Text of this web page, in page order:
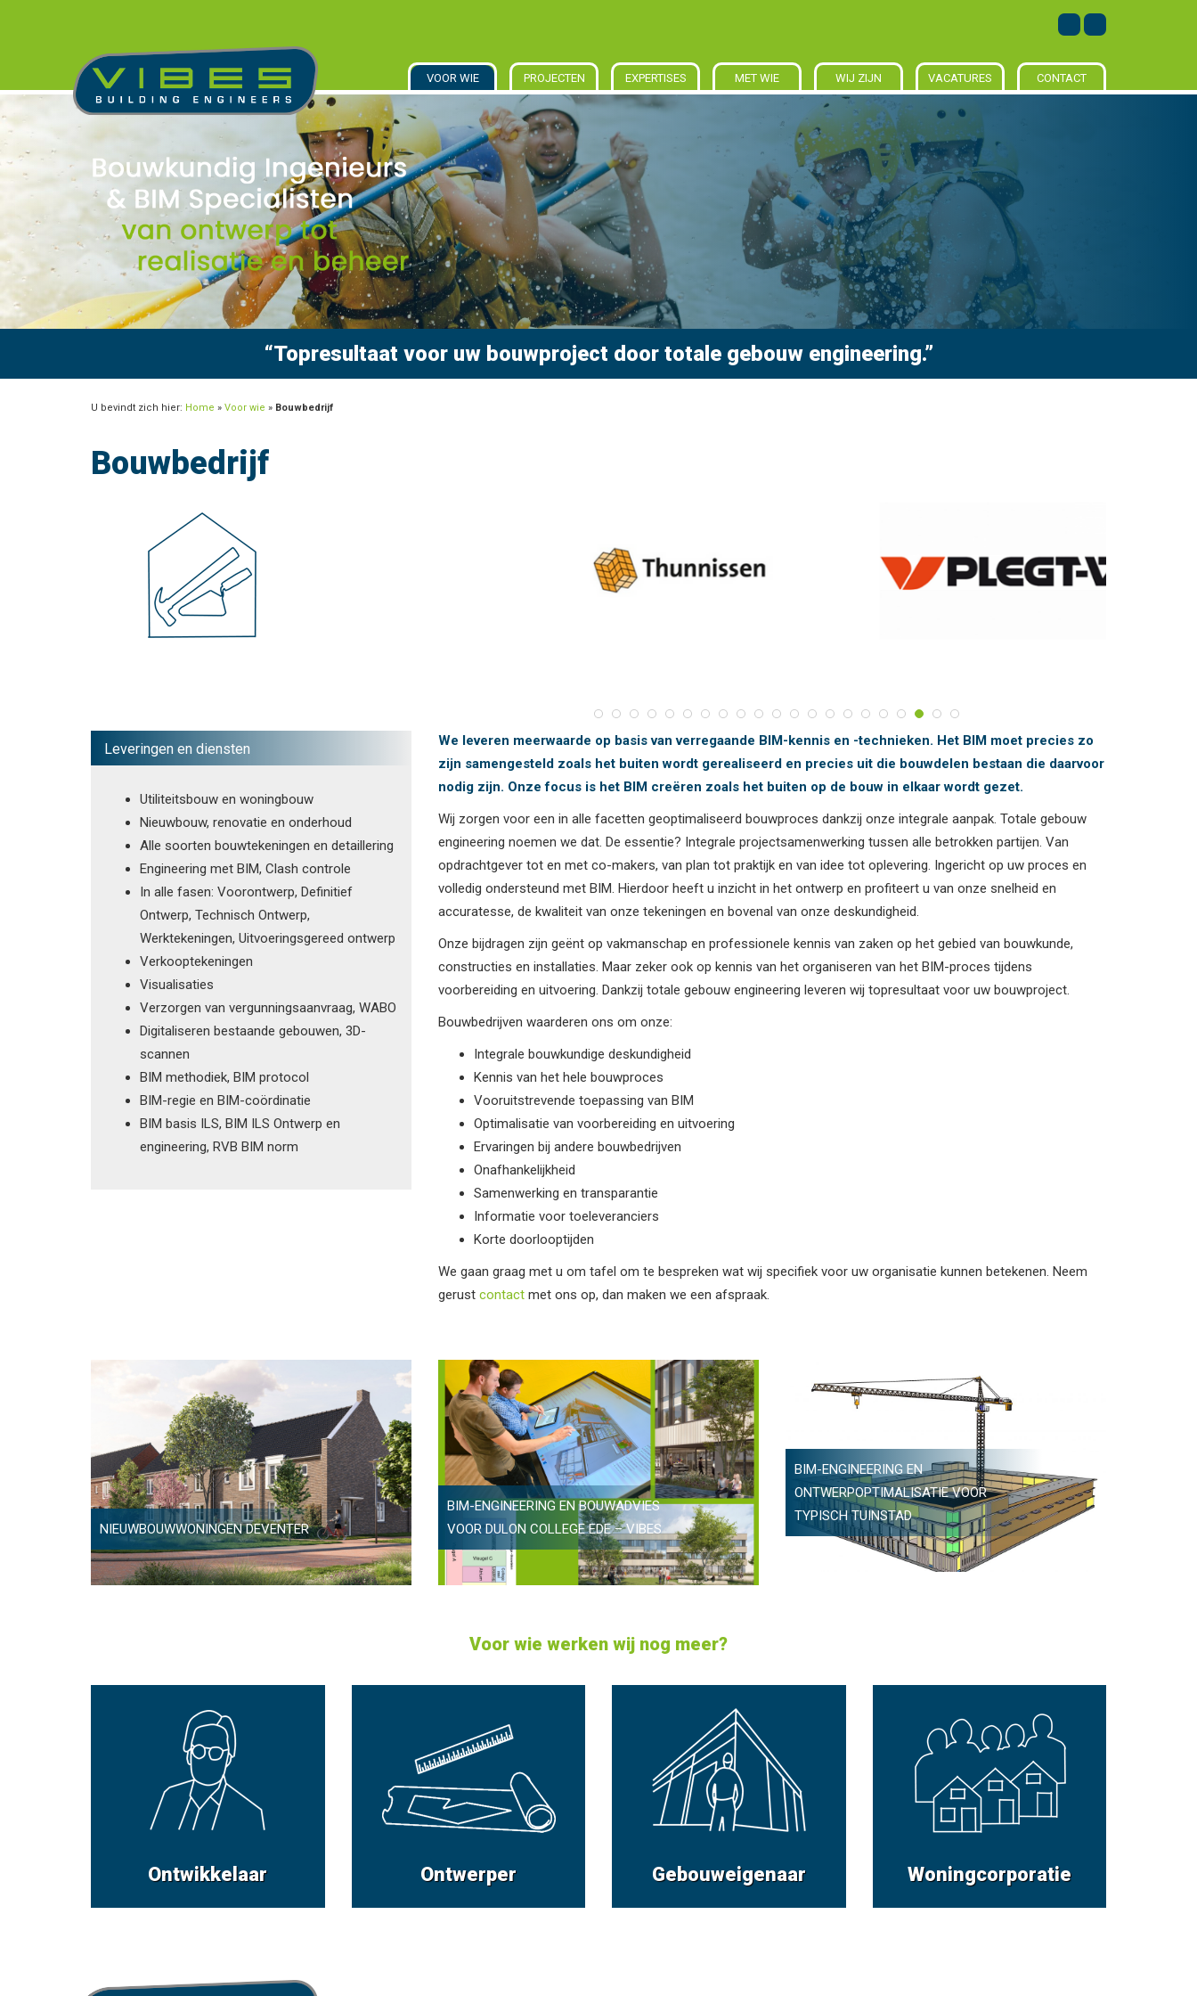
VOOR WIE PROJECTEN EXPERTISES MET WIE WIJ ZIJN VACATURES CONTACT
“Topresultaat voor uw bouwproject door totale gebouw engineering.”
U bevindt zich hier: Home » Voor wie » Bouwbedrijf
Bouwbedrijf
Leveringen en diensten
Utiliteitsbouw en woningbouw
Nieuwbouw, renovatie en onderhoud
Alle soorten bouwtekeningen en detaillering
Engineering met BIM, Clash controle
In alle fasen: Voorontwerp, Definitief
Ontwerp, Technisch Ontwerp,
Werktekeningen, Uitvoeringsgereed ontwerp
Verkooptekeningen
Visualisaties
Verzorgen van vergunningsaanvraag, WABO
Digitaliseren bestaande gebouwen, 3D-
scannen
BIM methodiek, BIM protocol
BIM-regie en BIM-coördinatie
BIM basis ILS, BIM ILS Ontwerp en
engineering, RVB BIM norm
We leveren meerwaarde op basis van verregaande BIM-kennis en -technieken. Het BIM moet precies zo
zijn samengesteld zoals het buiten wordt gerealiseerd en precies uit die bouwdelen bestaan die daarvoor
nodig zijn. Onze focus is het BIM creëren zoals het buiten op de bouw in elkaar wordt gezet.
Wij zorgen voor een in alle facetten geoptimaliseerd bouwproces dankzij onze integrale aanpak. Totale gebouw
engineering noemen we dat. De essentie? Integrale projectsamenwerking tussen alle betrokken partijen. Van
opdrachtgever tot en met co-makers, van plan tot praktijk en van idee tot oplevering. Ingericht op uw proces en
volledig ondersteund met BIM. Hierdoor heeft u inzicht in het ontwerp en profiteert u van onze snelheid en
accuratesse, de kwaliteit van onze tekeningen en bovenal van onze deskundigheid.
Onze bijdragen zijn geënt op vakmanschap en professionele kennis van zaken op het gebied van bouwkunde,
constructies en installaties. Maar zeker ook op kennis van het organiseren van het BIM-proces tijdens
voorbereiding en uitvoering. Dankzij totale gebouw engineering leveren wij topresultaat voor uw bouwproject.
Bouwbedrijven waarderen ons om onze:
Integrale bouwkundige deskundigheid
Kennis van het hele bouwproces
Vooruitstrevende toepassing van BIM
Optimalisatie van voorbereiding en uitvoering
Ervaringen bij andere bouwbedrijven
Onafhankelijkheid
Samenwerking en transparantie
Informatie voor toeleveranciers
Korte doorlooptijden
We gaan graag met u om tafel om te bespreken wat wij specifiek voor uw organisatie kunnen betekenen. Neem
gerust contact met ons op, dan maken we een afspraak.
NIEUWBOUWWONINGEN DEVENTER
BIM-ENGINEERING EN BOUWADVIES
VOOR DULON COLLEGE EDE – VIBES
BIM-ENGINEERING EN
ONTWERPOPTIMALISATIE VOOR
TYPISCH TUINSTAD
Voor wie werken wij nog meer?
Ontwikkelaar Ontwerper Gebouweigenaar Woningcorporatie